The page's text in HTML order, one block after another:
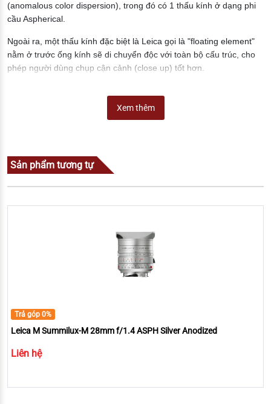
(anomalous color dispersion), trong đó có 1 thấu kính ở dạng phi
cầu Aspherical.
Ngoài ra, một thấu kính đặc biệt là Leica gọi là "floating element"
nằm ở trước ống kính sẽ di chuyển độc với toàn bộ cấu trúc, cho
phép người dùng chụp cận cảnh (close up) tốt hơn.
Xem thêm
Sản phẩm tương tự
Trả góp 0%
Leica M Summilux-M 28mm f/1.4 ASPH Silver Anodized
Liên hệ